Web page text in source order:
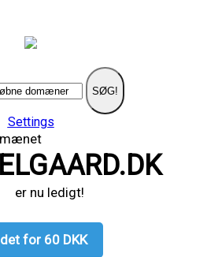
SØG!
Settings
nu ledigt!
for 60 DKK